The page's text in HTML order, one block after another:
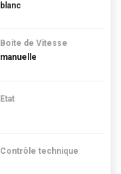
blanc
Boite de Vitesse
manuelle
Etat
Contrôle technique